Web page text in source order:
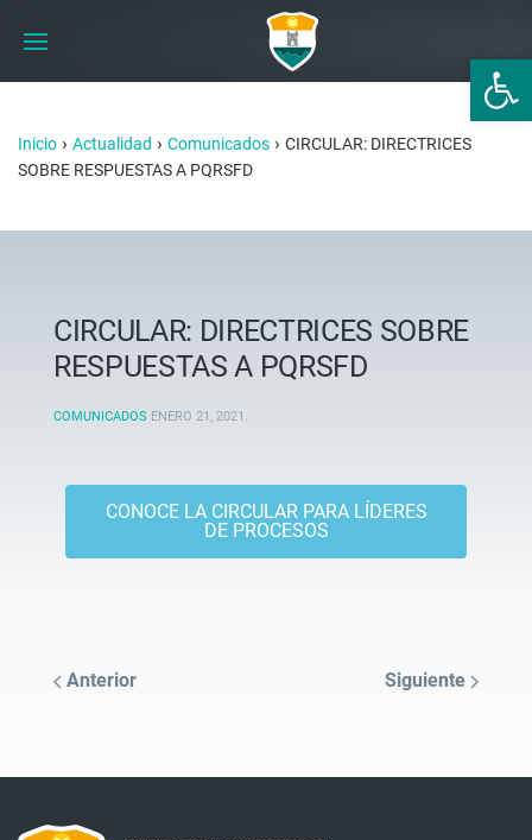
Abrir
Inicio › Actualidad › Comunicados › CIRCULAR: DIRECTRICES
SOBRE RESPUESTAS A PQRSFD
CIRCULAR: DIRECTRICES SOBRE
RESPUESTAS A PQRSFD
COMUNICADOS ENERO 21, 2021 .
CONOCE LA CIRCULAR PARA LÍDERES
DE PROCESOS
Anterior Siguiente